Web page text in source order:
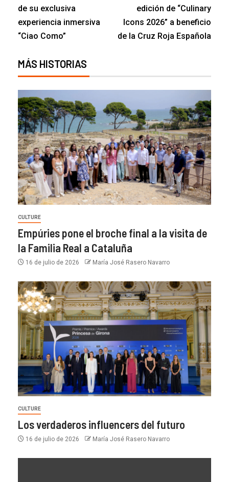
de su exclusiva
experiencia inmersiva
“Ciao Como”
edición de “Culinary
Icons 2026” a beneficio
de la Cruz Roja Española
MÁS HISTORIAS
CULTURE
Empúries pone el broche final a la visita de
la Familia Real a Cataluña
16 de julio de 2026 María José Rasero Navarro
CULTURE
Los verdaderos influencers del futuro
16 de julio de 2026 María José Rasero Navarro